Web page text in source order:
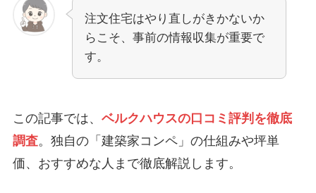
注文住宅はやり直しがきかないか
らこそ、事前の情報収集が重要で
す。
この記事では、 ベルクハウスの口コミ評判を徹底
調査。独自の「建築家コンペ」の仕組みや坪単
価、おすすめな人まで徹底解説します。